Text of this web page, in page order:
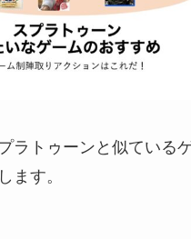
ラトゥーンと似ている
ます。